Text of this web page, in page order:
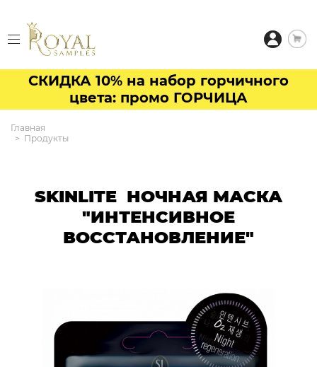
СКИДКА 10% на набор горчичного
цвета: промо ГОРЧИЦА
Главная
Продукты
SKINLITE НОЧНАЯ МАСКА
"ИНТЕНСИВНОЕ
ВОССТАНОВЛЕНИЕ"